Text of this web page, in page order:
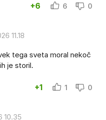
+6 6 0
11.18
tega sveta moral nekoč
je storil.
+1 1 0
10.35